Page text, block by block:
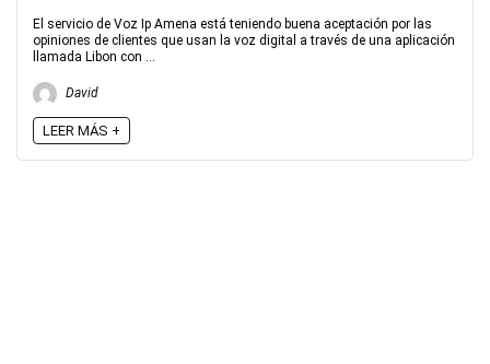
El servicio de Voz Ip Amena está teniendo buena aceptación por las
opiniones de clientes que usan la voz digital a través de una aplicación
llamada Libon con ...
David
LEER MÁS +